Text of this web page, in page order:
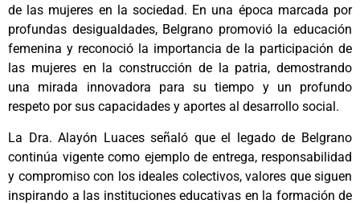
de las mujeres en la sociedad. En una época marcada por
profundas desigualdades, Belgrano promovió la educación
femenina y reconoció la importancia de la participación de
las mujeres en la construcción de la patria, demostrando
una mirada innovadora para su tiempo y un profundo
respeto por sus capacidades y aportes al desarrollo social.
La Dra. Alayón Luaces señaló que el legado de Belgrano
continúa vigente como ejemplo de entrega, responsabilidad
y compromiso con los ideales colectivos, valores que siguen
inspirando a las instituciones educativas en la formación de